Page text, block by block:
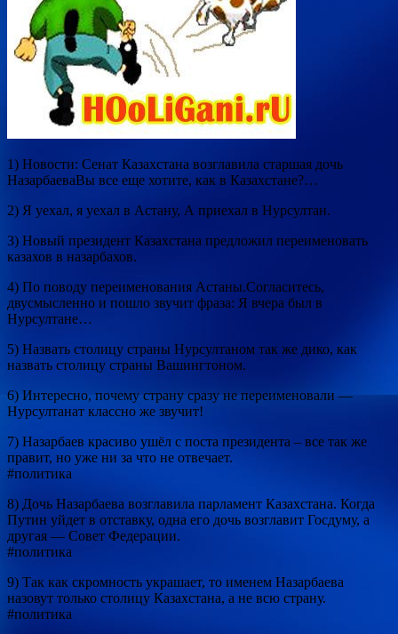
1) Новости: Сенат Казахстана возглавила старшая дочь
НазарбаеваВы все еще хотите, как в Казахстане?…
2) Я уехал, я уехал в Астану, А приехал в Нурсултан.
3) Новый президент Казахстана предложил переименовать
казахов в назарбахов.
4) По поводу переименования Астаны.Согласитесь,
двусмысленно и пошло звучит фраза: Я вчера был в
Нурсултане…
5) Назвать столицу страны Нурсултаном так же дико, как
назвать столицу страны Вашингтоном.
6) Интересно, почему страну сразу не переименовали —
Нурсултанат классно же звучит!
7) Назарбаев красиво ушёл с поста президента – все так же
правит, но уже ни за что не отвечает.
#политика
8) Дочь Назарбаева возглавила парламент Казахстана. Когда
Путин уйдет в отставку, одна его дочь возглавит Госдуму, а
другая — Совет Федерации.
#политика
9) Так как скромность украшает, то именем Назарбаева
назовут только столицу Казахстана, а не всю страну.
#политика